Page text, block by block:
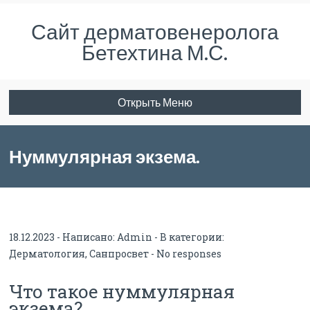
Сайт дерматовенеролога
Бетехтина М.С.
Открыть Меню
Нуммулярная экзема.
18.12.2023 - Написано:Admin - В категории:
Дерматология,Санпросвет - No responses
Что такое нуммулярная